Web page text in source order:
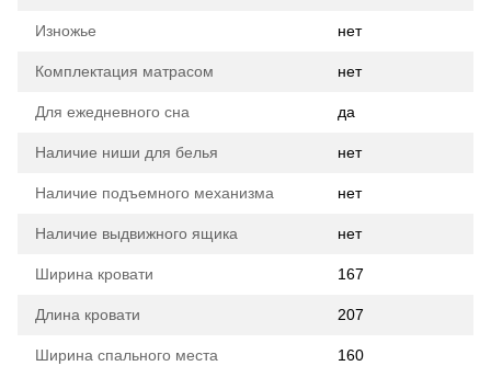
Изножье нет
Комплектация матрасом нет
Для ежедневного сна да
Наличие ниши для белья нет
Наличие подъемного механизма нет
Наличие выдвижного ящика нет
Ширина кровати 167
Длина кровати 207
Ширина спального места 160